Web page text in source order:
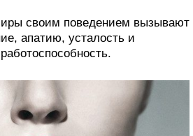
своим поведением вызывают
апатию, усталость и